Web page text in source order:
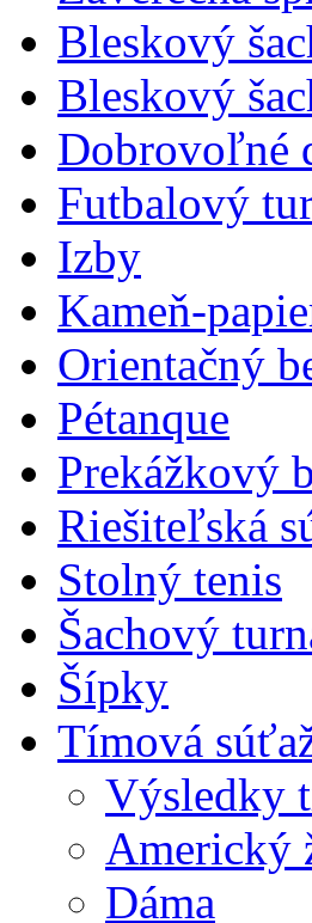
Bleskový
Bleskový
Dobrovoľné
Futbalový
Izby
Kameň-
Orientačný
Pétanque
Prekážkový
Riešiteľská
Stolný tenis
Šachový
Šípky
Tímová
Výsledky
Americký
Dáma